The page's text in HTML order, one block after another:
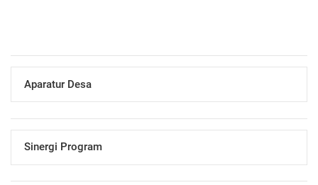
Aparatur Desa
Sinergi Program